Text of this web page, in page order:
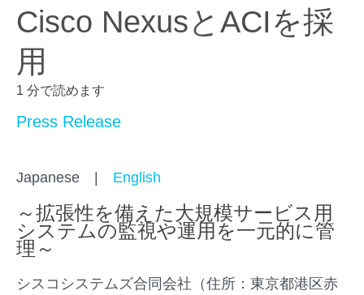
Cisco NexusとACIを採
用
1 分で読めます
Press Release
Japanese | English
～拡張性を備えた大規模サービス用
システムの監視や運用を一元的に管
理～
シスコシステムズ合同会社（住所：東京都港区赤